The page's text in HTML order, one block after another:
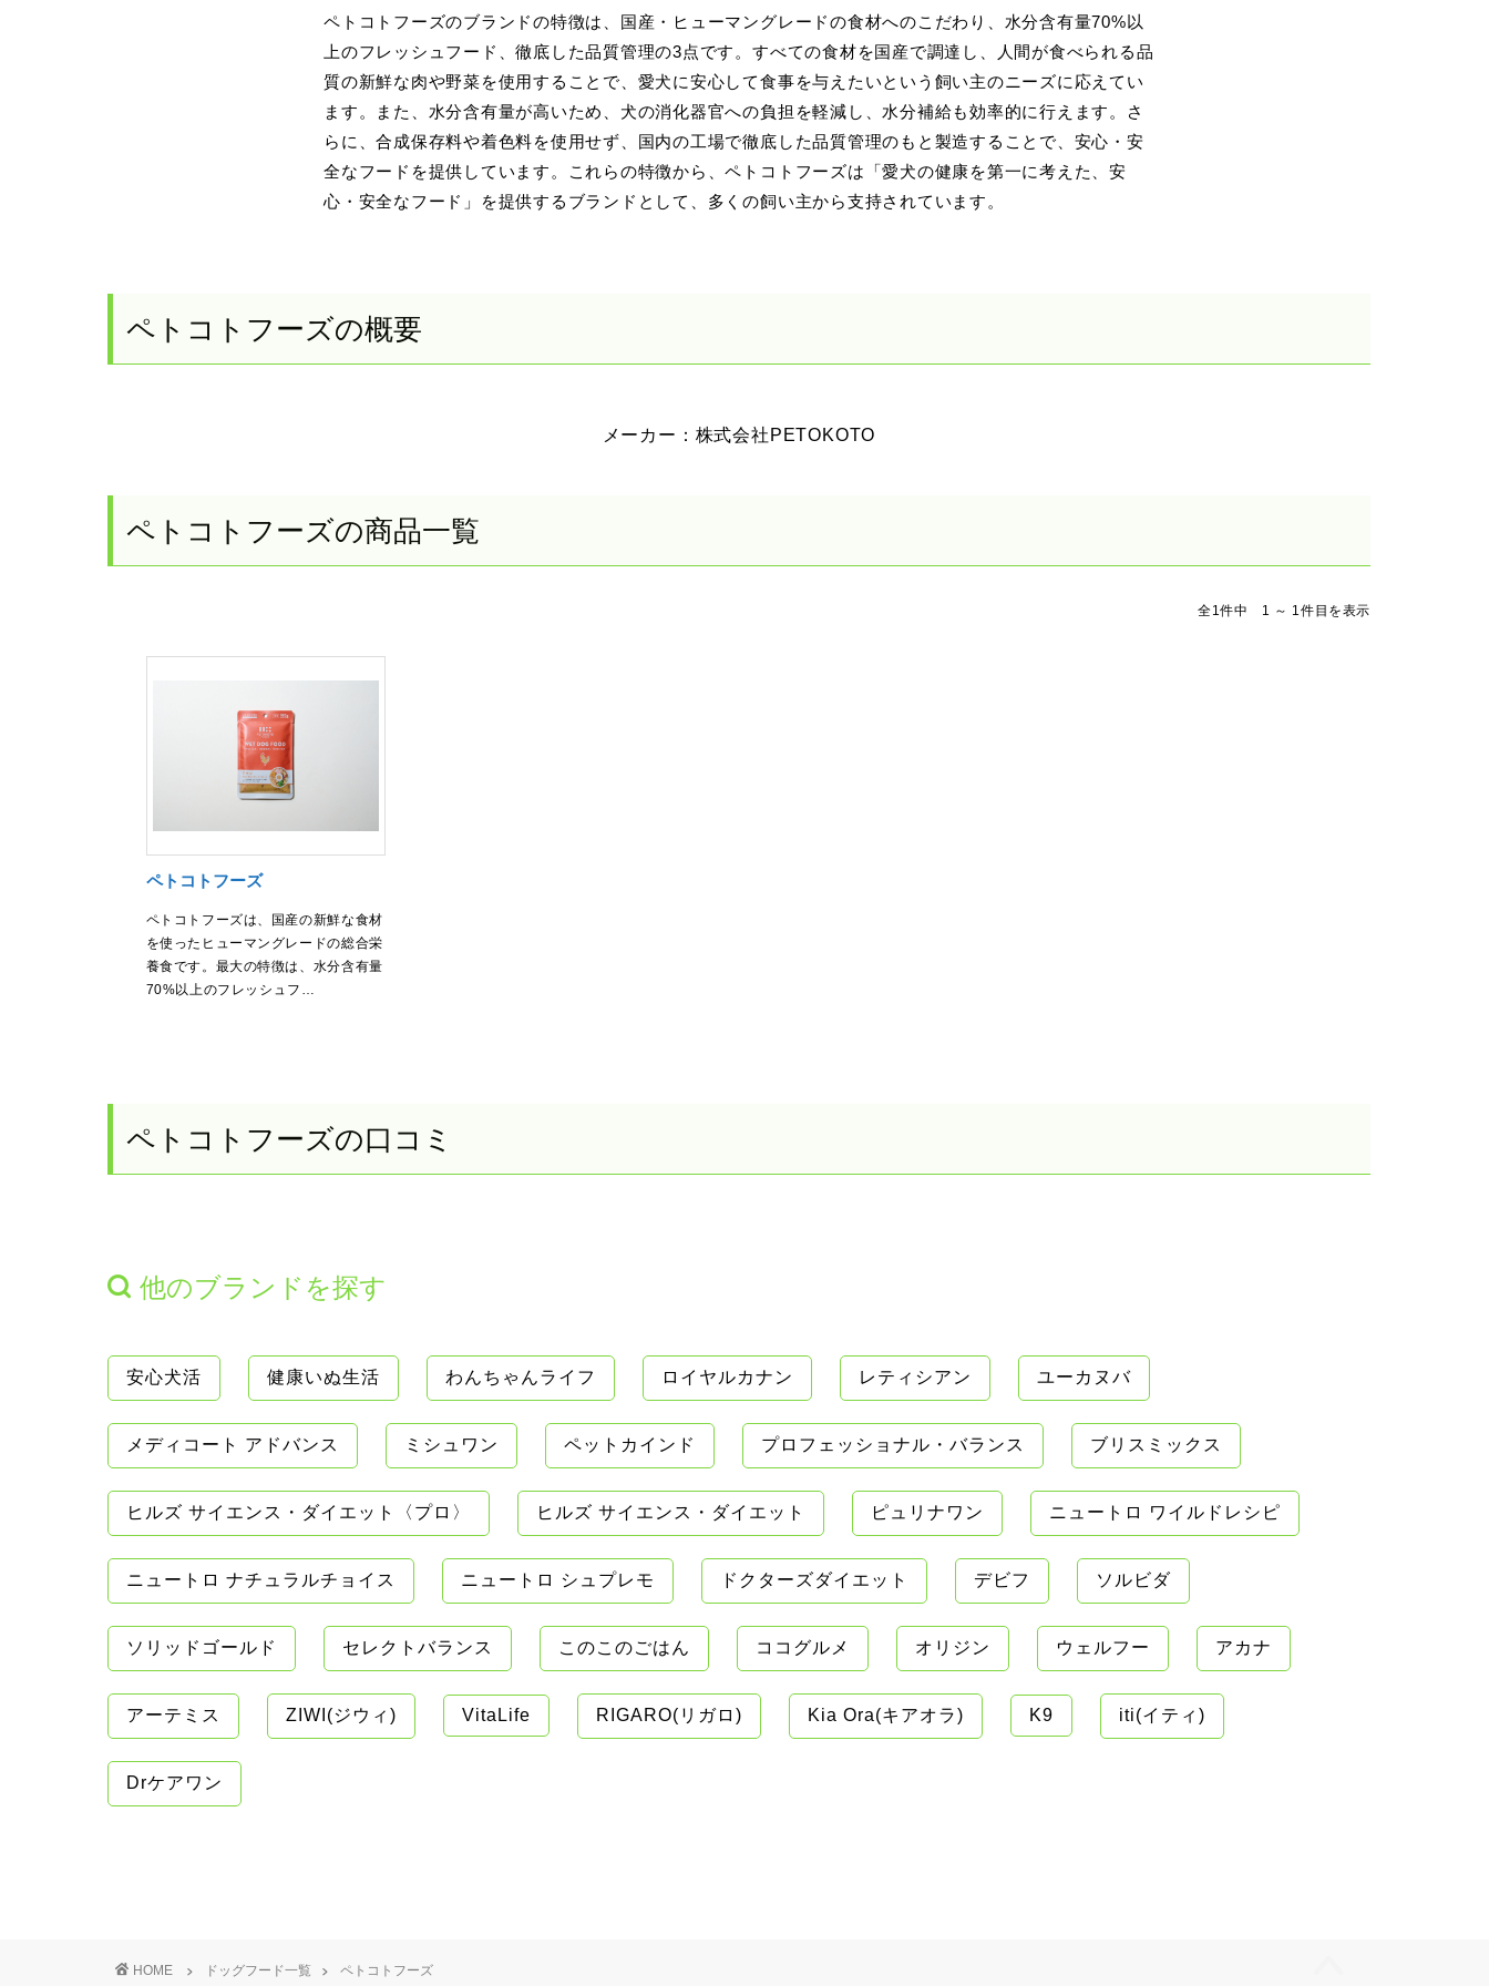
ペトコトフーズのブランドの特徴は、国産・ヒューマングレードの食材へのこだわり、水分含有量70%以
上のフレッシュフード、徹底した品質管理の3点です。すべての食材を国産で調達し、人間が食べられる品
質の新鮮な肉や野菜を使用することで、愛犬に安心して食事を与えたいという飼い主のニーズに応えてい
ます。また、水分含有量が高いため、犬の消化器官への負担を軽減し、水分補給も効率的に行えます。さ
らに、合成保存料や着色料を使用せず、国内の工場で徹底した品質管理のもと製造することで、安心・安
全なフードを提供しています。これらの特徴から、ペトコトフーズは「愛犬の健康を第一に考えた、安
心・安全なフード」を提供するブランドとして、多くの飼い主から支持されています。
ペトコトフーズの概要
メーカー：株式会社PETOKOTO
ペトコトフーズの商品一覧
全1件中 1 ～ 1件目を表示
ペトコトフーズ
ペトコトフーズは、国産の新鮮な食材
を使ったヒューマングレードの総合栄
養食です。最大の特徴は、水分含有量
70%以上のフレッシュフ…
ペトコトフーズの口コミ
他のブランドを探す
安心犬活 健康いぬ生活 わんちゃんライフ ロイヤルカナン レティシアン ユーカヌバ
メディコート アドバンス ミシュワン ペットカインド プロフェッショナル・バランス ブリスミックス
ヒルズ サイエンス・ダイエット〈プロ〉 ヒルズ サイエンス・ダイエット ピュリナワン ニュートロ ワイルドレシピ
ニュートロ ナチュラルチョイス ニュートロ シュプレモ ドクターズダイエット デビフ ソルビダ
ソリッドゴールド セレクトバランス このこのごはん ココグルメ オリジン ウェルフー アカナ
アーテミス ZIWI(ジウィ) VitaLife RIGARO(リガロ) Kia Ora(キアオラ) K9 iti(イティ)
Drケアワン
HOME ドッグフード一覧 ペトコトフーズ